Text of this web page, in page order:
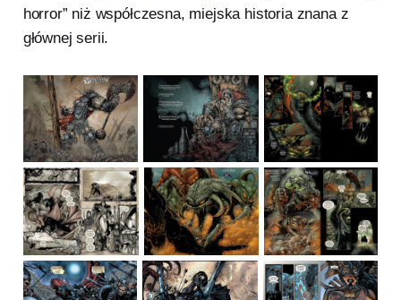
horror” niż współczesna, miejska historia znana z
głównej serii.